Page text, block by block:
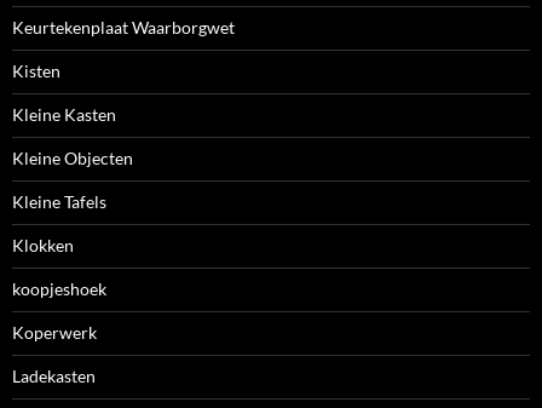
Keurtekenplaat Waarborgwet
Kisten
Kleine Kasten
Kleine Objecten
Kleine Tafels
Klokken
koopjeshoek
Koperwerk
Ladekasten